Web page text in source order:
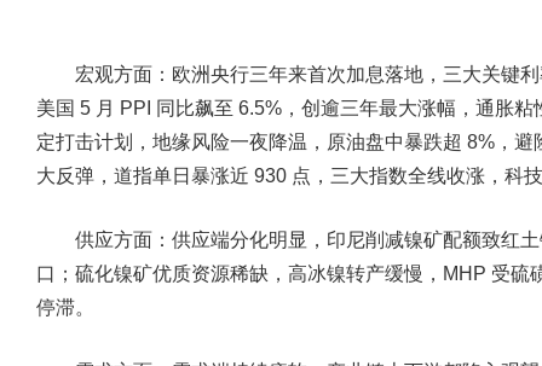
宏观方面： 欧洲央行三年来首次加息落地，三大关键
美国 5 月 PPI 同比飙至 6.5%，创逾三年最大涨幅，通胀
定打击计划，地缘风险一夜降温，原油盘中暴跌超 8%，
大反弹，道指单日暴涨近 930 点，三大指数全线收涨，科
供应方面： 供应端分化明显，印尼削减镍矿配额致红
口；硫化镍矿优质资源稀缺，高冰镍转产缓慢，MHP 受
停滞。